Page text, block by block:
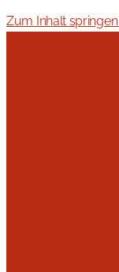
Zum Inhalt springen